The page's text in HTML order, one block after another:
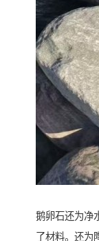
鹅卵石还为净
了材料。还